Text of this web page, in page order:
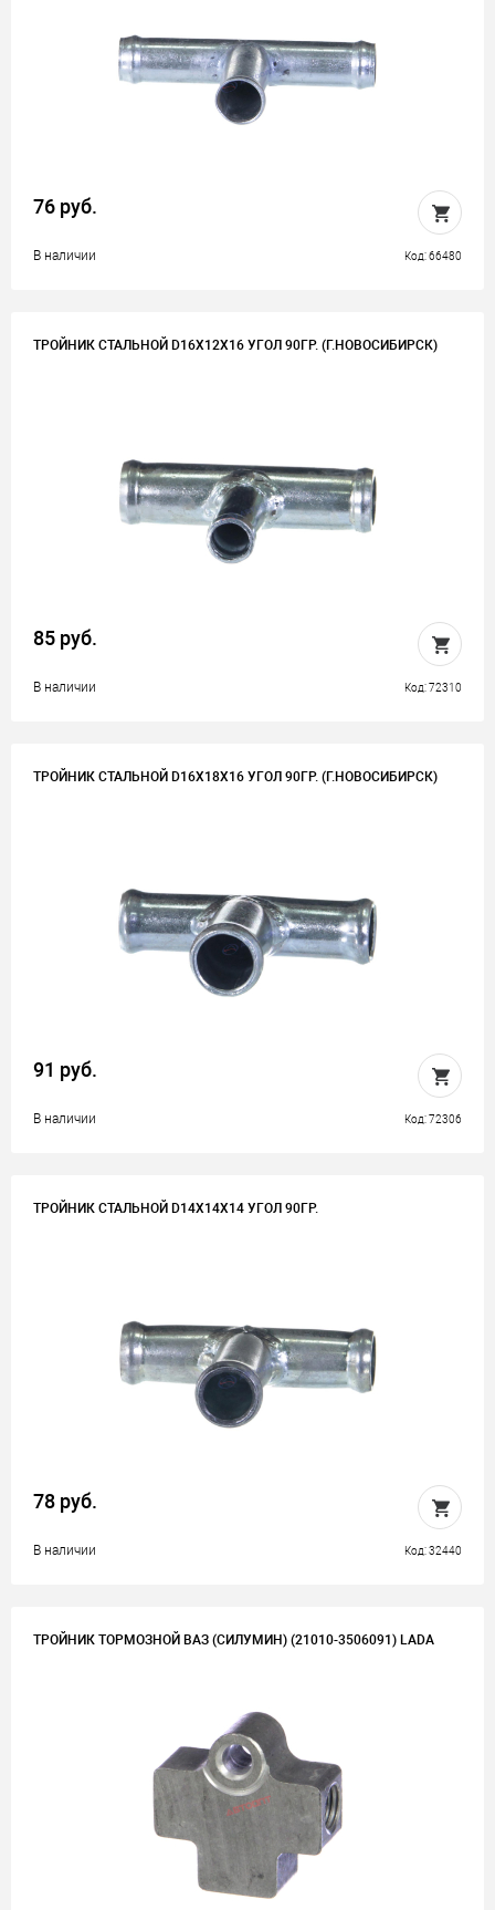
76 руб.
В наличии Код: 66480
ТРОЙНИК СТАЛЬНОЙ D16Х12Х16 УГОЛ 90ГР. (Г.НОВОСИБИРСК)
85 руб.
В наличии Код: 72310
ТРОЙНИК СТАЛЬНОЙ D16Х18Х16 УГОЛ 90ГР. (Г.НОВОСИБИРСК)
91 руб.
В наличии Код: 72306
ТРОЙНИК СТАЛЬНОЙ D14Х14Х14 УГОЛ 90ГР.
78 руб.
В наличии Код: 32440
ТРОЙНИК ТОРМОЗНОЙ ВАЗ (СИЛУМИН) (21010-3506091) LADA